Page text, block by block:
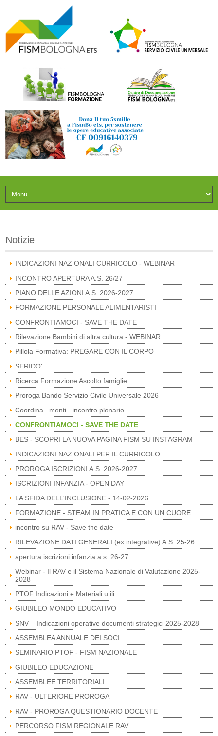
Notizie
INDICAZIONI NAZIONALI CURRICOLO - WEBINAR
INCONTRO APERTURA A.S. 26/27
PIANO DELLE AZIONI A.S. 2026-2027
FORMAZIONE PERSONALE ALIMENTARISTI
CONFRONTIAMOCI - SAVE THE DATE
Rilevazione Bambini di altra cultura - WEBINAR
Pillola Formativa: PREGARE CON IL CORPO
SERIDO'
Ricerca Formazione Ascolto famiglie
Proroga Bando Servizio Civile Universale 2026
Coordina...menti - incontro plenario
CONFRONTIAMOCI - SAVE THE DATE
BES - SCOPRI LA NUOVA PAGINA FISM SU INSTAGRAM
INDICAZIONI NAZIONALI PER IL CURRICOLO
PROROGA ISCRIZIONI A.S. 2026-2027
ISCRIZIONI INFANZIA - OPEN DAY
LA SFIDA DELL'INCLUSIONE - 14-02-2026
FORMAZIONE - STEAM IN PRATICA E CON UN CUORE
incontro su RAV - Save the date
RILEVAZIONE DATI GENERALI (ex integrative) A.S. 25-26
apertura iscrizioni infanzia a.s. 26-27
Webinar - Il RAV e il Sistema Nazionale di Valutazione 2025-
2028
PTOF Indicazioni e Materiali utili
GIUBILEO MONDO EDUCATIVO
SNV – Indicazioni operative documenti strategici 2025-2028
ASSEMBLEA ANNUALE DEI SOCI
SEMINARIO PTOF - FISM NAZIONALE
GIUBILEO EDUCAZIONE
ASSEMBLEE TERRITORIALI
RAV - ULTERIORE PROROGA
RAV - PROROGA QUESTIONARIO DOCENTE
PERCORSO FISM REGIONALE RAV